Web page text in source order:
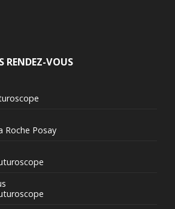
RENDEZ-VOUS
Roche Posay